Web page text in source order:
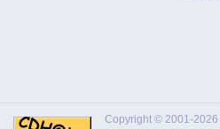
Copyright © 2001-2026